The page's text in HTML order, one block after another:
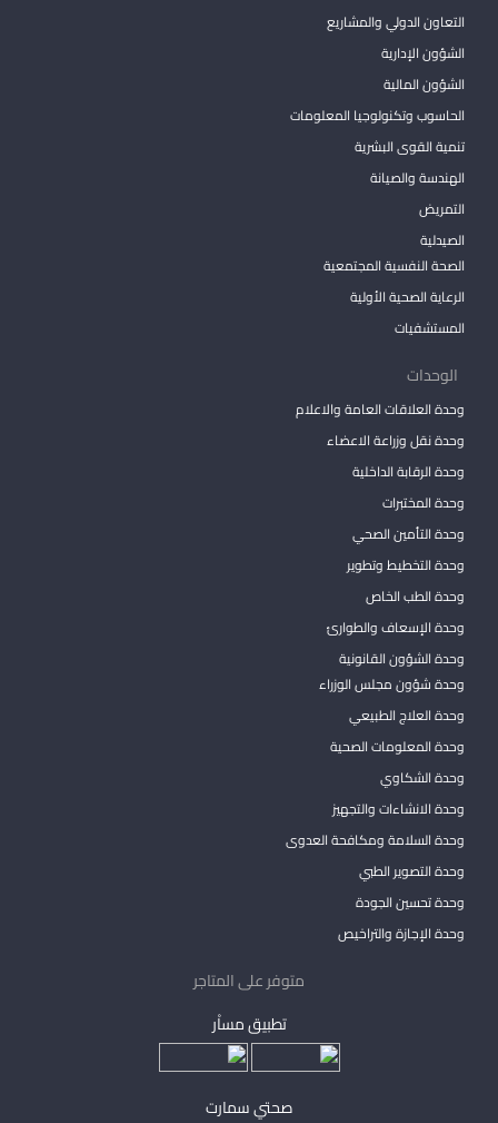
التعاون الدولي والمشاريع
الشؤون الإدارية
الشؤون المالية
الحاسوب وتكنولوجيا المعلومات
تنمية القوى البشرية
الهندسة والصيانة
التمريض
الصيدلية
الصحة النفسية المجتمعية
الرعاية الصحية الأولية
المستشفيات
الوحدات
وحدة العلاقات العامة والاعلام
وحدة نقل وزراعة الاعضاء
وحدة الرقابة الداخلية
وحدة المختبرات
وحدة التأمين الصحي
وحدة التخطيط وتطوير
وحدة الطب الخاص
وحدة الإسعاف والطوارئ
وحدة الشؤون القانونية
وحدة شؤون مجلس الوزراء
وحدة العلاج الطبيعي
وحدة المعلومات الصحية
وحدة الشكاوي
وحدة الانشاءات والتجهيز
وحدة السلامة ومكافحة العدوى
وحدة التصوير الطبي
وحدة تحسين الجودة
وحدة الإجازة والتراخيص
متوفر على المتاجر
تطبيق مساْر
صحتي سمارت